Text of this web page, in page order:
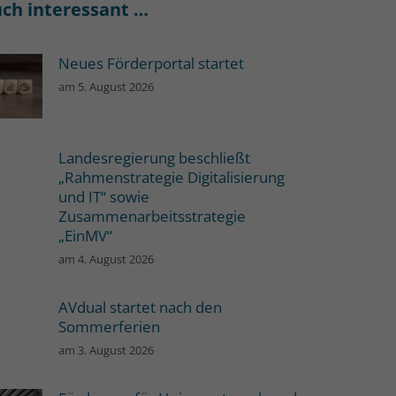
interessant …
Neues Förderportal startet
am 5. August 2026
Landesregierung beschließt
„Rahmenstrategie Digitalisierung
und IT“ sowie
Zusammenarbeitsstrategie
„EinMV“
am4. August 2026
AVdual startet nach den
Sommerferien
am 3. August 2026